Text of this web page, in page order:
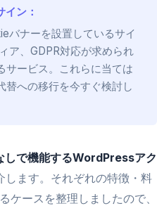
ン：
バナーを設置しているサイ
ア、GDPR対応が求められ
サービス。これらに当ては
替への移行を今すぐ検討し
しで機能するWordPressアク
します。それぞれの特徴・料
ケースを整理しましたので、